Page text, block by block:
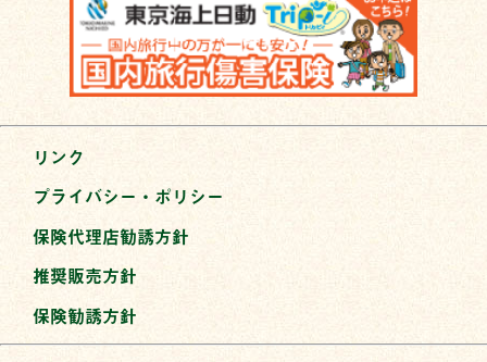
リンク
プライバシー・ポリシー
保険代理店勧誘方針
推奨販売方針
保険勧誘方針